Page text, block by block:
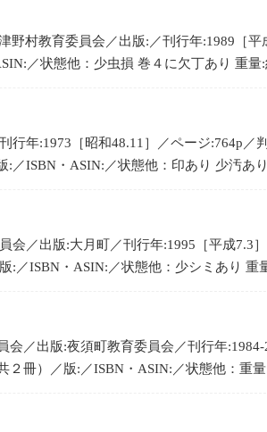
野村教育委員会／出版:／刊行年:1989［
／状態他：少虫損 巻４に欠丁あり 重量
行年:1973［昭和48.11］／ページ:764p／
:／ISBN・ASIN:／状態他：印あり 少汚あ
会／出版:大月町／刊行年:1995［平成7.3
:／ISBN・ASIN:／状態他：少シミあり 重
会／出版:夜須町教育委員会／刊行年
２冊）／版:／ISBN・ASIN:／状態他：重